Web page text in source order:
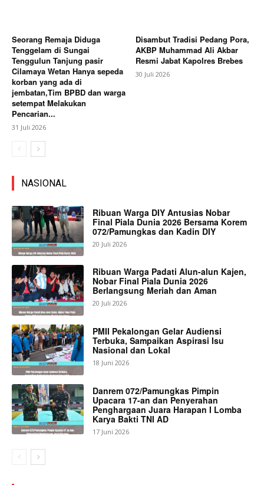
Seorang Remaja Diduga
Tenggelam di Sungai
Tenggulun Tanjung pasir
Cilamaya Wetan Hanya sepeda
korban yang ada di
jembatan,Tim BPBD dan warga
setempat Melakukan
Pencarian...
31 Juli 2026
Disambut Tradisi Pedang Pora,
AKBP Muhammad Ali Akbar
Resmi Jabat Kapolres Brebes
30 Juli 2026
NASIONAL
Ribuan Warga DIY Antusias Nobar
Final Piala Dunia 2026 Bersama Korem
072/Pamungkas dan Kadin DIY
20 Juli 2026
Ribuan Warga Padati Alun-alun Kajen,
Nobar Final Piala Dunia 2026
Berlangsung Meriah dan Aman
20 Juli 2026
PMII Pekalongan Gelar Audiensi
Terbuka, Sampaikan Aspirasi Isu
Nasional dan Lokal
18 Juni 2026
Danrem 072/Pamungkas Pimpin
Upacara 17-an dan Penyerahan
Penghargaan Juara Harapan I Lomba
Karya Bakti TNI AD
17 Juni 2026